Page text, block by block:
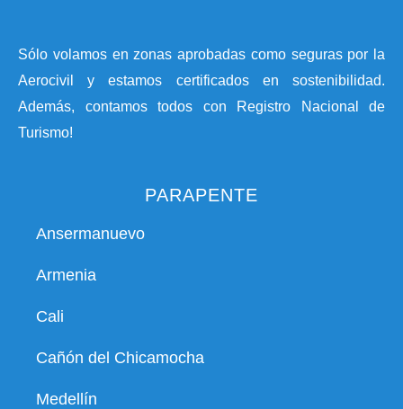
Sólo volamos en zonas aprobadas como seguras por la
Aerocivil y estamos certificados en sostenibilidad.
Además, contamos todos con Registro Nacional de
Turismo!
PARAPENTE
Ansermanuevo
Armenia
Cali
Cañón del Chicamocha
Medellín